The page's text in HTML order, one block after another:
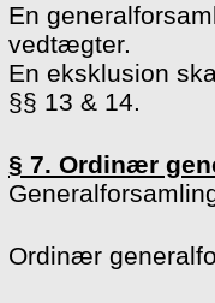
En
vedtægter.
En eksklusion
§§ 13 & 14.
§ 7. Ordinær
Ordinær